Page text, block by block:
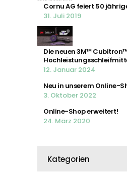
Cornu AG feiert 50
31. Juli 2019
Die neuen 3M™
12. Januar 2024
Neu in unserem Online-
3. Oktober 2022
Online-Shop erweitert!
24. März 2020
Kategorien